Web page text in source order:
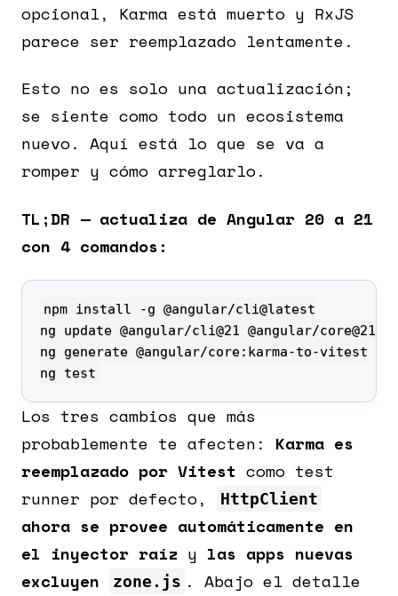
opcional, Karma está muerto y RxJS
parece ser reemplazado lentamente.
Esto no es solo una actualización;
se siente como todo un ecosistema
nuevo. Aquí está lo que se va a
romper y cómo arreglarlo.
TL;DR — actualiza de Angular 20 a 21
con 4 comandos:
ng test
Los tres cambios que más
probablemente te afecten: Karma es
reemplazado por Vitest como test
runner por defecto,
HttpClient
ahora se provee automáticamente en
el inyector raíz y las apps nuevas
excluyen
zone.js . Abajo el detalle